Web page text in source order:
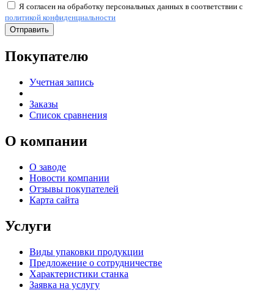
Я согласен на обработку персональных данных в соответствии с
политикой конфиденциальности
Отправить
Покупателю
Учетная запись
Заказы
Список сравнения
О компании
О заводе
Новости компании
Отзывы покупателей
Карта сайта
Услуги
Виды упаковки продукции
Предложение о сотрудничестве
Характеристики станка
Заявка на услугу